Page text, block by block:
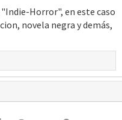
Horror", en este caso
novela negra y demás,